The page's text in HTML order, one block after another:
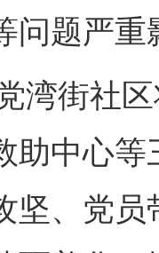
问题严
街社区
助中心
坚、党